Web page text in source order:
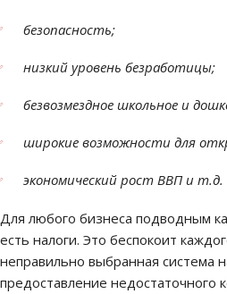
безопасность;
низкий уровень безработицы;
безвозмездное школьное и
широкие возможности для
экономический рост ВВП и т.д.
Для любого бизнеса подводным
есть налоги. Это беспокоит
неправильно выбранная система
предоставление недостаточного